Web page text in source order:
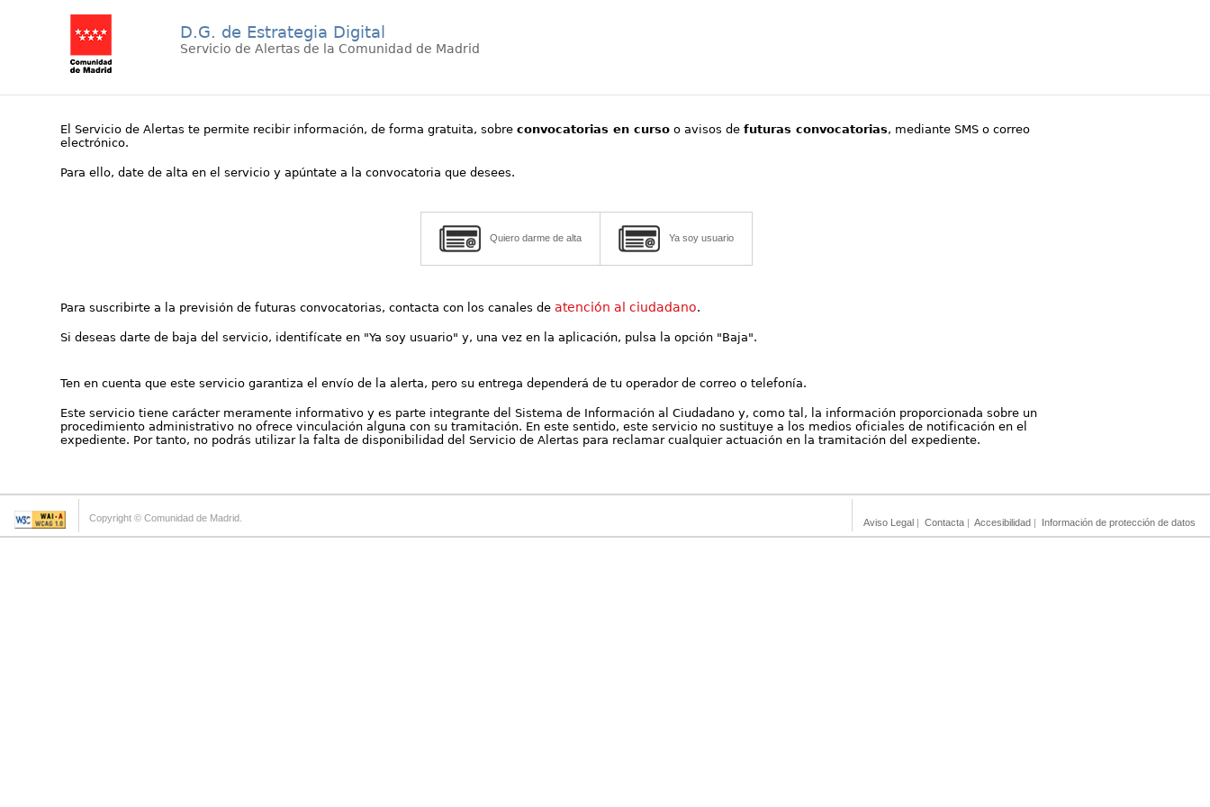
D.G. de Estrategia Digital
Servicio de Alertas de la Comunidad de Madrid
El Servicio de Alertas te permite recibir información, de forma gratuita, sobreconvocatorias en curso o avisos defuturas convocatorias, mediante SMS o correo
electrónico.
Para ello, date de alta en el servicio y apúntate a la convocatoria que desees.
Quiero darme de alta Ya soy usuario
Para suscribirte a la previsión de futuras convocatorias, contacta con los canales deatención al ciudadano.
Si deseas darte de baja del servicio, identifícate en "Ya soy usuario" y, una vez en la aplicación, pulsa la opción "Baja".
Ten en cuenta que este servicio garantiza el envío de la alerta, pero su entrega dependerá de tu operador de correo o telefonía.
Este servicio tiene carácter meramente informativo y es parte integrante del Sistema de Información al Ciudadano y, como tal, la información proporcionada sobre un
procedimiento administrativo no ofrece vinculación alguna con su tramitación. En este sentido, este servicio no sustituye a los medios oficiales de notificación en el
expediente. Por tanto, no podrás utilizar la falta de disponibilidad del Servicio de Alertas para reclamar cualquier actuación en la tramitación del expediente.
Copyright © Comunidad de Madrid. Aviso Legal | Contacta | Accesibilidad | Información de protección de datos